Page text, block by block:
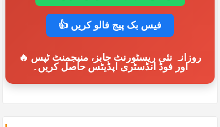
👍 فیس بک پیج فالو کریں
🔥 روزانہ نئی ریسٹورنٹ جابز، منیجمنٹ ٹپس
اور فوڈ انڈسٹری اپڈیٹس حاصل کریں۔